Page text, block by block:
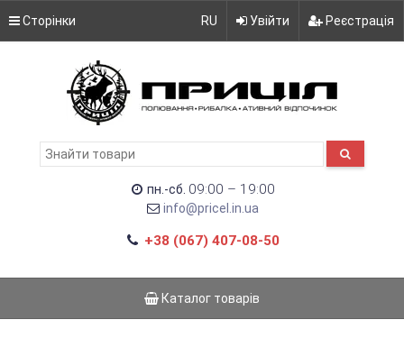
Сторінки RU Увійти Реєстрація
пн.-сб. 09:00 – 19:00
info@pricel.in.ua
+38 (067) 407-08-50
Каталог товарів